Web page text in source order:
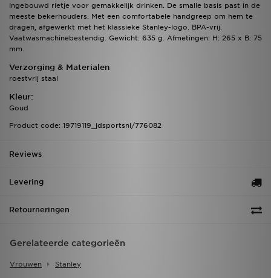
ingebouwd rietje voor gemakkelijk drinken. De smalle basis past in de
meeste bekerhouders. Met een comfortabele handgreep om hem te
dragen, afgewerkt met het klassieke Stanley-logo. BPA-vrij.
Vaatwasmachinebestendig. Gewicht: 635 g. Afmetingen: H: 265 x B: 75
mm.
Verzorging & Materialen
roestvrij staal
Kleur:
Goud
Product code: 19719119_jdsportsnl/776082
Reviews
Levering
Retourneringen
Gerelateerde categorieën
Vrouwen Stanley